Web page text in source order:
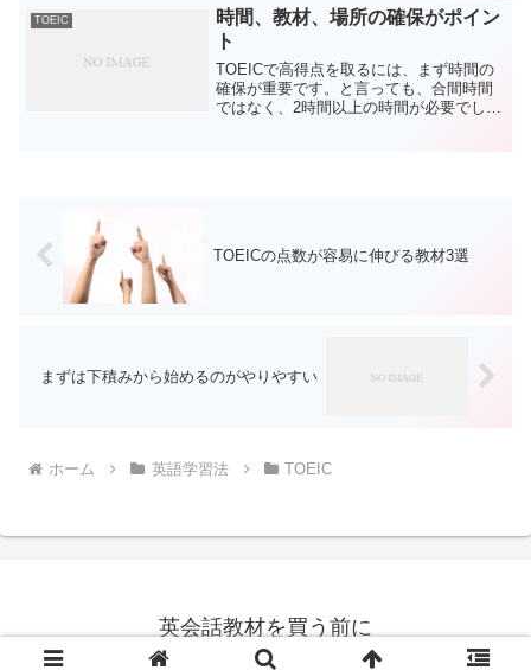
ります。 リスニングは訓練を行えば比
較的確実に点数を確保...
TOEIC
時間、教材、場所の確保がポイン
ト
TOEICで高得点を取るには、まず時間の
確保が重要です。と言っても、合間時間
ではなく、2時間以上の時間が必要でしょ
TOEICの点数が容易に伸びる教材3選
まずは下積みから始めるのがやりやすい
ホーム 英語学習法 TOEIC
英会話教材を買う前に
© 2015 英会話教材を買う前に.